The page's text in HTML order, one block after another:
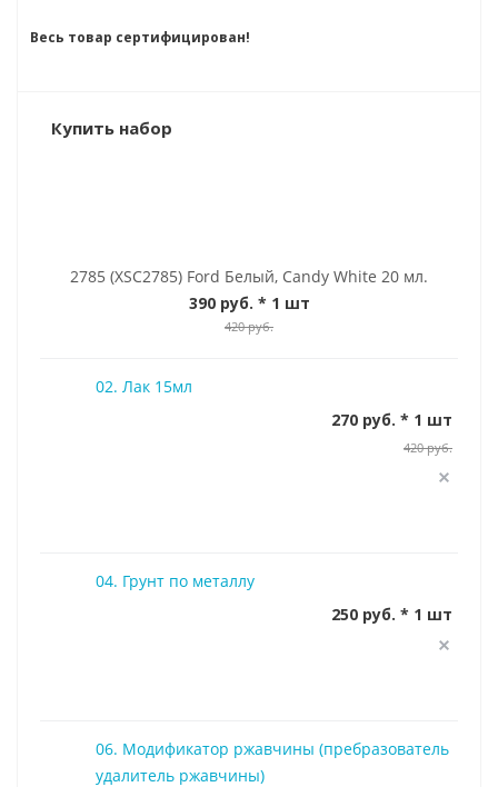
Весь товар сертифицирован!
Купить набор
2785 (XSC2785) Ford Белый, Candy White 20 мл.
390 руб. * 1 шт
420 руб.
02. Лак 15мл
270 руб. * 1 шт
420 руб.
04. Грунт по металлу
250 руб. * 1 шт
06. Модификатор ржавчины (пребразователь
удалитель ржавчины)